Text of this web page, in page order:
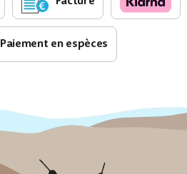
Paiement en espèces